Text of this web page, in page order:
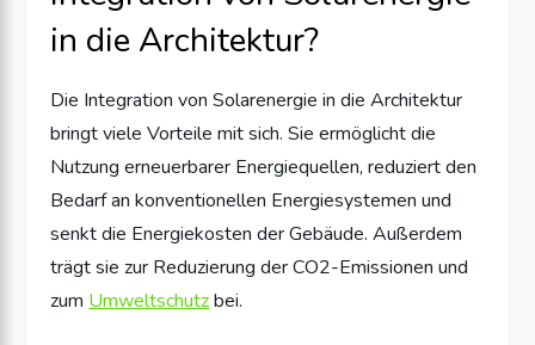
in die Architektur?
Die Integration von Solarenergie in die Architektur
bringt viele Vorteile mit sich. Sie ermöglicht die
Nutzung erneuerbarer Energiequellen, reduziert den
Bedarf an konventionellen Energiesystemen und
senkt die Energiekosten der Gebäude. Außerdem
trägt sie zur Reduzierung der CO2-Emissionen und
zumUmweltschutzbei.